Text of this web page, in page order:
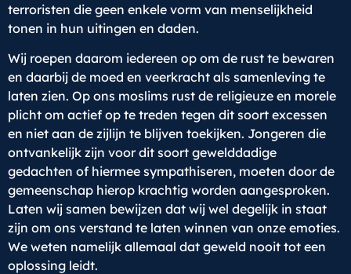
terroristen die geen enkele vorm van menselijkheid
tonen in hun uitingen en daden.
Wij roepen daarom iedereen op om de rust te bewaren
en daarbij de moed en veerkracht als samenleving te
laten zien. Op ons moslims rust de religieuze en morele
plicht om actief op te treden tegen dit soort excessen
en niet aan de zijlijn te blijven toekijken. Jongeren die
ontvankelijk zijn voor dit soort gewelddadige
gedachten of hiermee sympathiseren, moeten door de
gemeenschap hierop krachtig worden aangesproken.
Laten wij samen bewijzen dat wij wel degelijk in staat
zijn om ons verstand te laten winnen van onze emoties.
We weten namelijk allemaal dat geweld nooit tot een
oplossing leidt.